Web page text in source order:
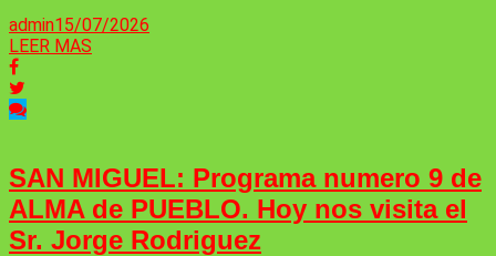
admin15/07/2026
LEER MAS
SAN MIGUEL: Programa numero 9 de
ALMA de PUEBLO. Hoy nos visita el
Sr. Jorge Rodriguez